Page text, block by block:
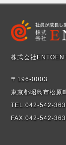
株式会社
〒196-0003
東京都昭島市松原
TEL:042-542-
FAX:042-542-